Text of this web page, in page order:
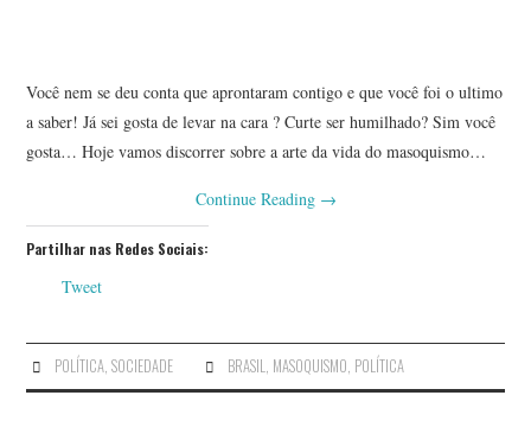
Você nem se deu conta que aprontaram contigo e que você foi o ultimo
a saber! Já sei gosta de levar na cara ? Curte ser humilhado? Sim você
gosta… Hoje vamos discorrer sobre a arte da vida do masoquismo…
Continue Reading →
Partilhar nas Redes Sociais:
Tweet
POLÍTICA, SOCIEDADE BRASIL, MASOQUISMO, POLÍTICA